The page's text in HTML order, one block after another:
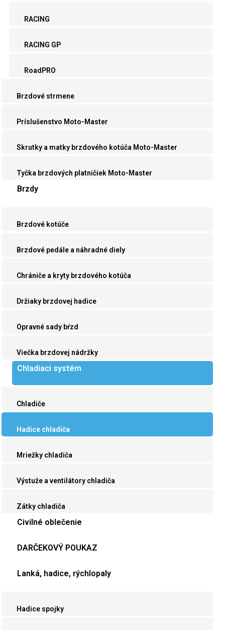
RACING
RACING GP
RoadPRO
Brzdové strmene
Príslušenstvo Moto-Master
Skrutky a matky brzdového kotúča Moto-Master
Tyčka brzdových platničiek Moto-Master
Brzdy
Brzdové kotúče
Brzdové pedále a náhradné diely
Chrániče a kryty brzdového kotúča
Držiaky brzdovej hadice
Opravné sady bŕzd
Viečka brzdovej nádržky
Chladiaci systém
Chladiče
Hadice chladiča
Mriežky chladiča
Výstuže a ventilátory chladiča
Zátky chladiča
Civilné oblečenie
DARČEKOVÝ POUKAZ
Lanká, hadice, rýchlopaly
Hadice spojky